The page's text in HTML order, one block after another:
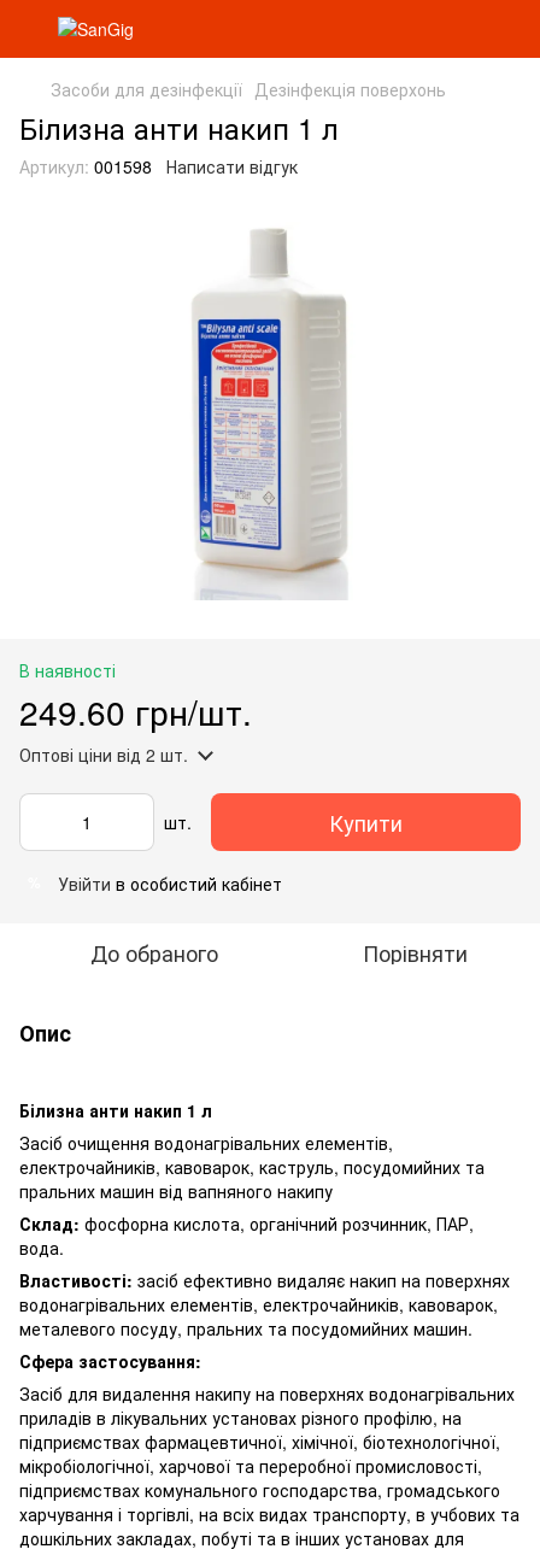
Засоби для дезінфекції Дезінфекція поверхонь
Білизна анти накип 1 л
Артикул: 001598 Написати відгук
В наявності
249.60 грн/шт.
Оптові ціни від 2 шт.
шт. Купити
Увійти в особистий кабінет
До обраного Порівняти
Опис
Білизна анти накип 1 л
Засіб очищення водонагрівальних елементів,
електрочайників, кавоварок, каструль, посудомийних та
пральних машин від вапняного накипу
Склад: фосфорна кислота, органічний розчинник, ПАР,
вода.
Властивості: засіб ефективно видаляє накип на поверхнях
водонагрівальних елементів, електрочайників, кавоварок,
металевого посуду, пральних та посудомийних машин.
Сфера застосування:
Засіб для видалення накипу на поверхнях водонагрівальних
приладів в лікувальних установах різного профілю, на
підприємствах фармацевтичної, хімічної, біотехнологічної,
мікробіологічної, харчової та переробної промисловості,
підприємствах комунального господарства, громадського
харчування і торгівлі, на всіх видах транспорту, в учбових та
дошкільних закладах, побуті та в інших установах для